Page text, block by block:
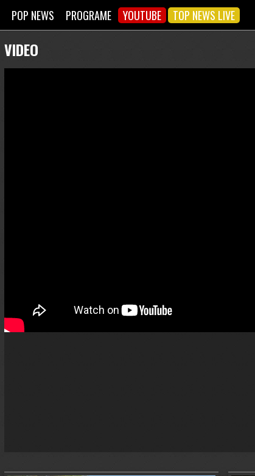
POP NEWS PROGRAME YOUTUBE TOP NEWS LIVE
VIDEO